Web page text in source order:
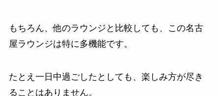
もちろん、他のラウンジと比較しても、この名古
屋ラウンジは特に多機能です。
たとえ一日中過ごしたとしても、楽しみ方が尽き
ることはありません。